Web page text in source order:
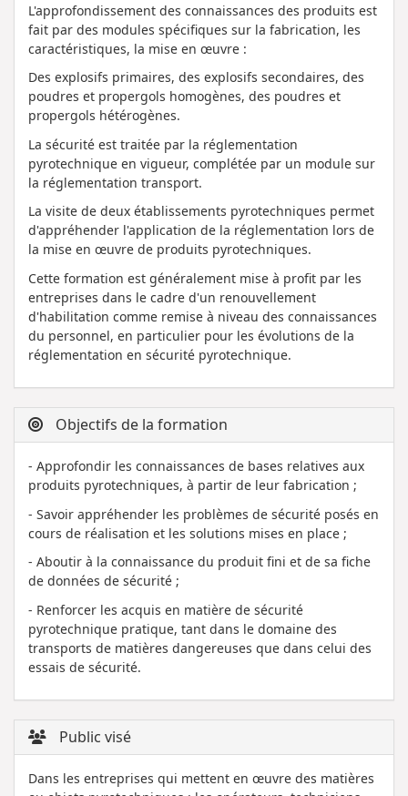
L'approfondissement des connaissances des produits est
fait par des modules spécifiques sur la fabrication, les
caractéristiques, la mise en œuvre :
Des explosifs primaires, des explosifs secondaires, des
poudres et propergols homogènes, des poudres et
propergols hétérogènes.
La sécurité est traitée par la réglementation
pyrotechnique en vigueur, complétée par un module sur
la réglementation transport.
La visite de deux établissements pyrotechniques permet
d'appréhender l'application de la réglementation lors de
la mise en œuvre de produits pyrotechniques.
Cette formation est généralement mise à profit par les
entreprises dans le cadre d'un renouvellement
d'habilitation comme remise à niveau des connaissances
du personnel, en particulier pour les évolutions de la
réglementation en sécurité pyrotechnique.
Objectifs de la formation
- Approfondir les connaissances de bases relatives aux
produits pyrotechniques, à partir de leur fabrication ;
- Savoir appréhender les problèmes de sécurité posés en
cours de réalisation et les solutions mises en place ;
- Aboutir à la connaissance du produit fini et de sa fiche
de données de sécurité ;
- Renforcer les acquis en matière de sécurité
pyrotechnique pratique, tant dans le domaine des
transports de matières dangereuses que dans celui des
essais de sécurité.
Public visé
Dans les entreprises qui mettent en œuvre des matières